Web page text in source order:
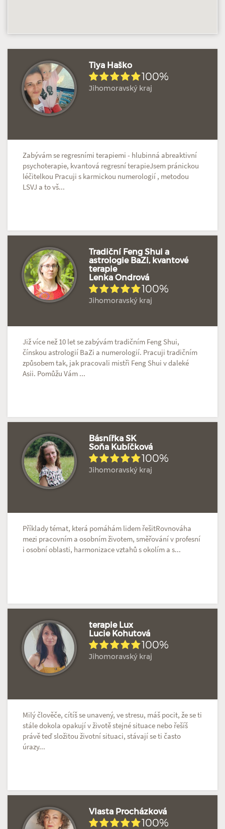
Tiya Haško
100%
Jihomoravský kraj
Zabývám se regresními terapiemi - hlubinná abreaktivní
psychoterapie, kvantová regresní terapieJsem pránickou
léčitelkou Pracuji s karmickou numerologií , metodou
LSVJ a to vš...
Tradiční Feng Shui a
astrologie BaZi, kvantové
terapie
Lenka Ondrová
100%
Jihomoravský kraj
Již více než 10 let se zabývám tradičním Feng Shui,
čínskou astrologií BaZi a numerologií. Pracuji tradičním
způsobem tak, jak pracovali mistři Feng Shui v daleké
Asii. Pomůžu Vám ...
Básnířka SK
Soňa Kubíčková
100%
Jihomoravský kraj
Příklady témat, která pomáhám lidem řešitRovnováha
mezi pracovním a osobním životem, směřování v profesní
i osobní oblasti, harmonizace vztahů s okolím a s...
Hodnoceno: 3×
terapie Lux
Lucie Kohutová
100%
Jihomoravský kraj
Milý člověče, cítíš se unavený, ve stresu, máš pocit, že se ti
stále dokola opakují v životě stejné situace nebo řešíš
právě teď složitou životní situaci, stávají se ti často
úrazy...
Hodnoceno: 2×
Vlasta Procházková
100%
Hodnoceno: 1× Profil terapeuta
Hodnoceno: 1× Profil terapeuta